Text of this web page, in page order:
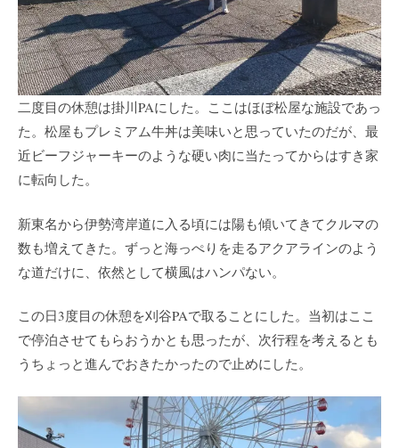
二度目の休憩は掛川PAにした。ここはほぼ松屋な施設であっ
た。松屋もプレミアム牛丼は美味いと思っていたのだが、最
近ビーフジャーキーのような硬い肉に当たってからはすき家
に転向した。
新東名から伊勢湾岸道に入る頃には陽も傾いてきてクルマの
数も増えてきた。ずっと海っぺりを走るアクアラインのよう
な道だけに、依然として横風はハンパない。
この日3度目の休憩を刈谷PAで取ることにした。当初はここ
で停泊させてもらおうかとも思ったが、次行程を考えるとも
うちょっと進んでおきたかったので止めにした。